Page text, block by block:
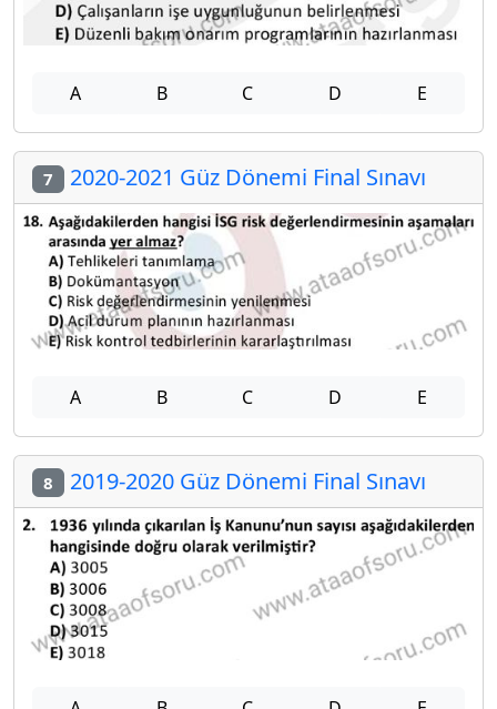
A B C D E
7 2020-2021 Güz Dönemi Final Sınavı
A B C D E
8 2019-2020 Güz Dönemi Final Sınavı